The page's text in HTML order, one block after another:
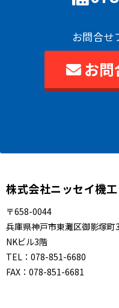
お問合せ
お
株式会社ニッセイ機工
〒658-0044
兵庫県神戸市東灘区御影塚
NKビル3階
TEL： 078-851-6680
FAX： 078-851-6681